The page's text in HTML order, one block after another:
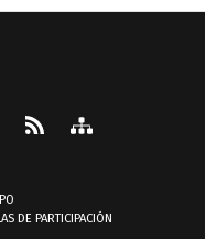
DE PARTICIPACIÓN